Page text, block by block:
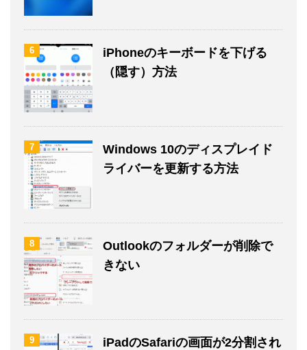
6
iPhoneのキーボードを下げる
（隠す）方法
7
Windows 10のディスプレイド
ライバーを更新する方法
8
Outlookのフォルダーが削除で
きない
9
iPadのSafariの画面が2分割され